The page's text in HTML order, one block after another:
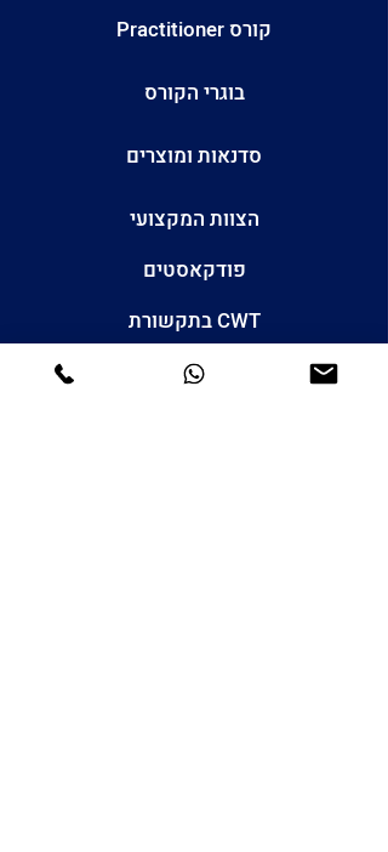
קורס Practitioner
בוגרי הקורס
סדנאות ומוצרים
הצוות המקצועי
פודקאסטים
CWT בתקשורת
מאמרים